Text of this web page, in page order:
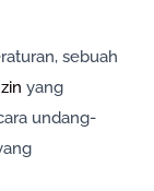
sebuah
Izin yang
undang-